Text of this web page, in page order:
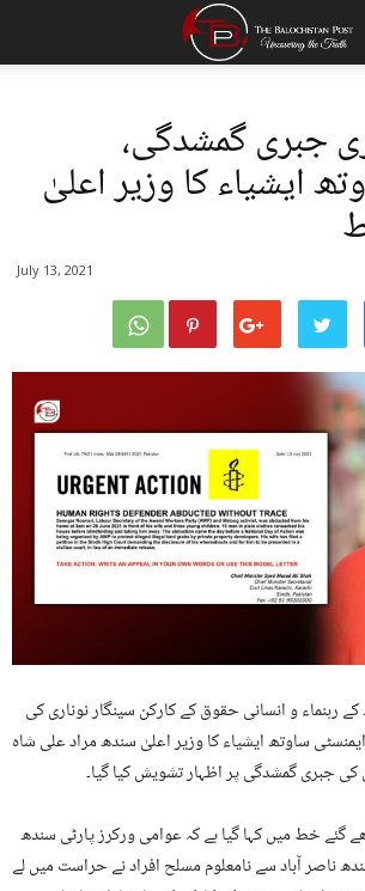
جبری گمشدگی،
ایشیاء کا وزیر اعلیٰ
July 13, 2021
رہنماء و انسانی حقوق کے کارکن سینگار نوناری کی
ساوتھ ایشیاء کا وزیر اعلیٰ سندھ مراد علی شاہ
کی جبری گمشدگی پر اظہار تشویش کیا گیا۔
گئے خط میں کہا گیا ہے کہ عوامی ورکرز پارٹی سندھ
ناصر آباد سے نامعلوم مسلح افراد نے حراست میں لے